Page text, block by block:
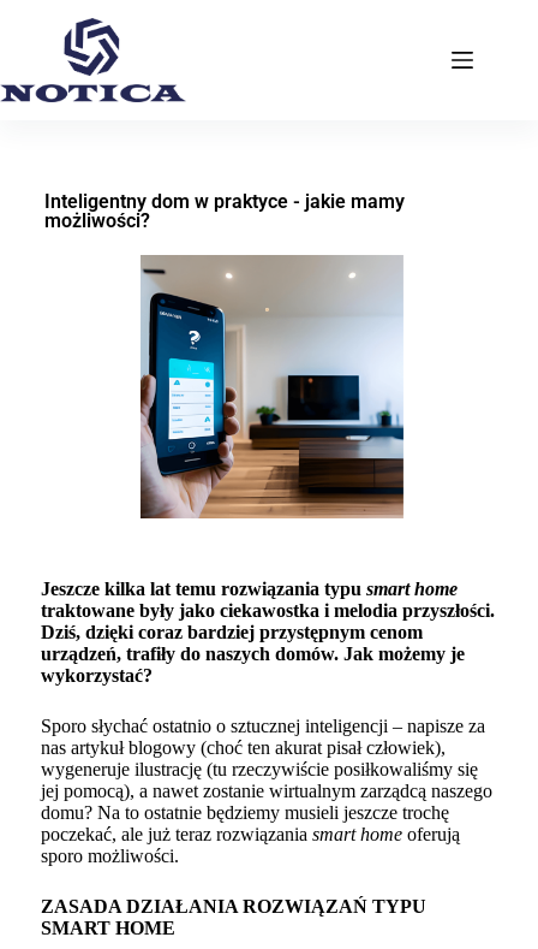
Inteligentny dom w praktyce - jakie mamy
możliwości?
Jeszcze kilka lat temu rozwiązania typu smart home
traktowane były jako ciekawostka i melodia przyszłości.
Dziś, dzięki coraz bardziej przystępnym cenom
urządzeń, trafiły do naszych domów. Jak możemy je
wykorzystać?
Sporo słychać ostatnio o sztucznej inteligencji – napisze za
nas artykuł blogowy (choć ten akurat pisał człowiek),
wygeneruje ilustrację (tu rzeczywiście posiłkowaliśmy się
jej pomocą), a nawet zostanie wirtualnym zarządcą naszego
domu? Na to ostatnie będziemy musieli jeszcze trochę
poczekać, ale już teraz rozwiązania smart homeoferują
sporo możliwości.
ZASADA DZIAŁANIA ROZWIĄZAŃ TYPU
SMART HOME